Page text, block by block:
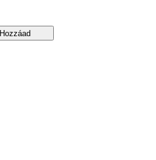
Hozzáad